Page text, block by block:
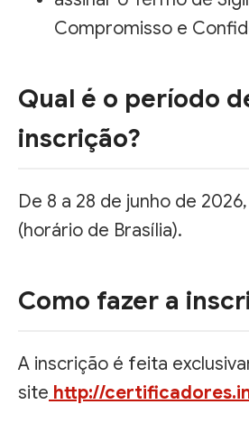
Compromisso e
Qual é o período
inscrição?
De 8 a 28 de junho de
(horário de Brasília).
Como fazer a
A inscrição é feita
site http://